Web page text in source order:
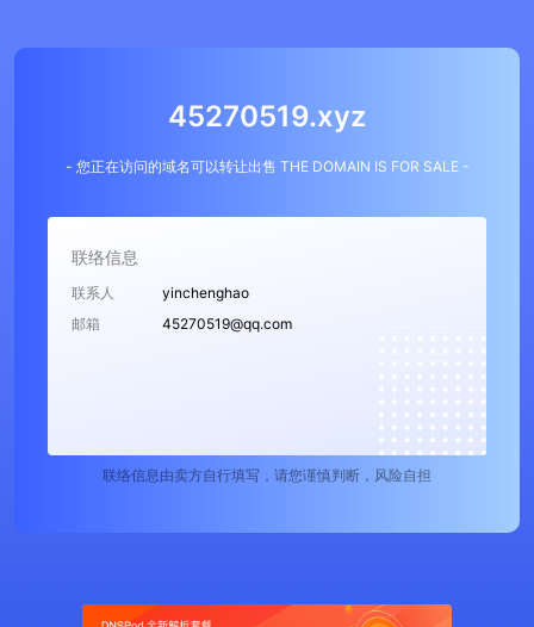
45270519.xyz
- 您正在访问的域名可以转让出售 THE DOMAIN IS FOR SALE -
联络信息
联系人
yinchenghao
邮箱
45270519@qq.com
联络信息由卖方自行填写，请您谨慎判断，风险自担